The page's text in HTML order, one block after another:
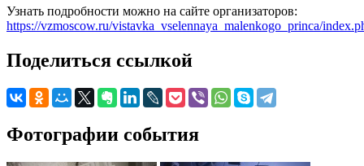
Узнать подробности можно на сайте организаторов:
https://vzmoscow.ru/vistavka_vselennaya_malenkogo_princa/
Поделиться ссылкой
Фотографии события